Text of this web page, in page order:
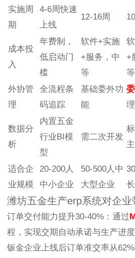
实施周
期
4-6周快速
上线
12-16周
成本投
入
年费制，
低启动门
槛
软件+实施
+服务，中
等
+
等
外协管
理
全流程条
码追踪
基础委外功
能
理
数据分
析
内置五金
行业BI模
型
需二次开发
主
适合企
业规模
20-200人
中小企业
50-500人中
大型企业
潍坊五金生产erp系统对企
订单交付能力提升30-40%：通过
程，实现交期自动承诺与生产进
钣金企业上线后订单准交率从